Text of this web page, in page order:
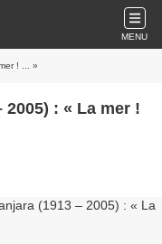
MENU
! ... »
2005) : « La mer !